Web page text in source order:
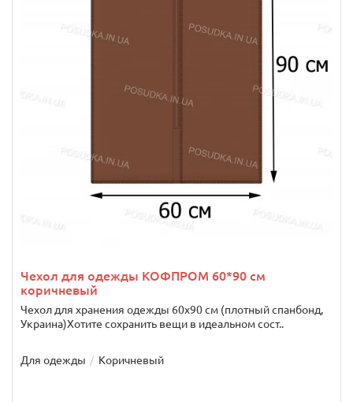
Чехол для одежды КОФПРОМ 60*90 см
коричневый
Чехол для хранения одежды 60х90 см (плотный спанбонд,
Украина)Хотите сохранить вещи в идеальном сост..
Для одежды Коричневый